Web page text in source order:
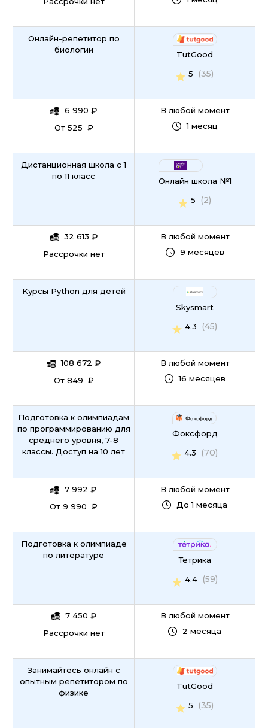
Онлайн-репетитор по
биологии
6 990 ₽
От 525 ₽
TutGood
5
(35)
В любой момент
1 месяц
Дистанционная школа с 1
по 11 класс
32 613 ₽
Рассрочки нет
Онлайн школа №1
5
(2)
В любой момент
9 месяцев
Курсы Python для детей
108 672 ₽
От 849 ₽
Skysmart
4.3
(45)
В любой момент
16 месяцев
Подготовка к олимпиадам
по программированию для
среднего уровня, 7-8
классы. Доступ на 10 лет
7 992 ₽
От 9 990 ₽
Фоксфорд
4.3
(70)
В любой момент
До 1 месяца
Подготовка к олимпиаде
по литературе
7 450 ₽
Рассрочки нет
Тетрика
4.4
(59)
В любой момент
2 месяца
Занимайтесь онлайн с
опытным репетитором по
физике
TutGood
5
(35)